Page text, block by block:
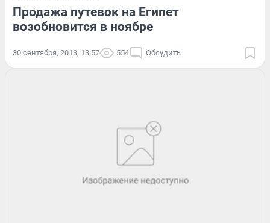
Продажа путевок на Египет
возобновится в ноябре
30 сентября, 2013, 13:57 554 Обсудить